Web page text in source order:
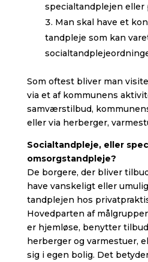
specialtandplejen eller
Man skal have et
tandpleje som kan
Som oftest bliver man
via et af kommunens
samværstilbud,
eller via herberger,
Socialtandpleje, eller
omsorgstandpleje?
De borgere, der bliver
have vanskeligt eller
tandplejen hos
Hovedparten af
er hjemløse, benytter
herberger og varmestuer,
sig i egen bolig. Det